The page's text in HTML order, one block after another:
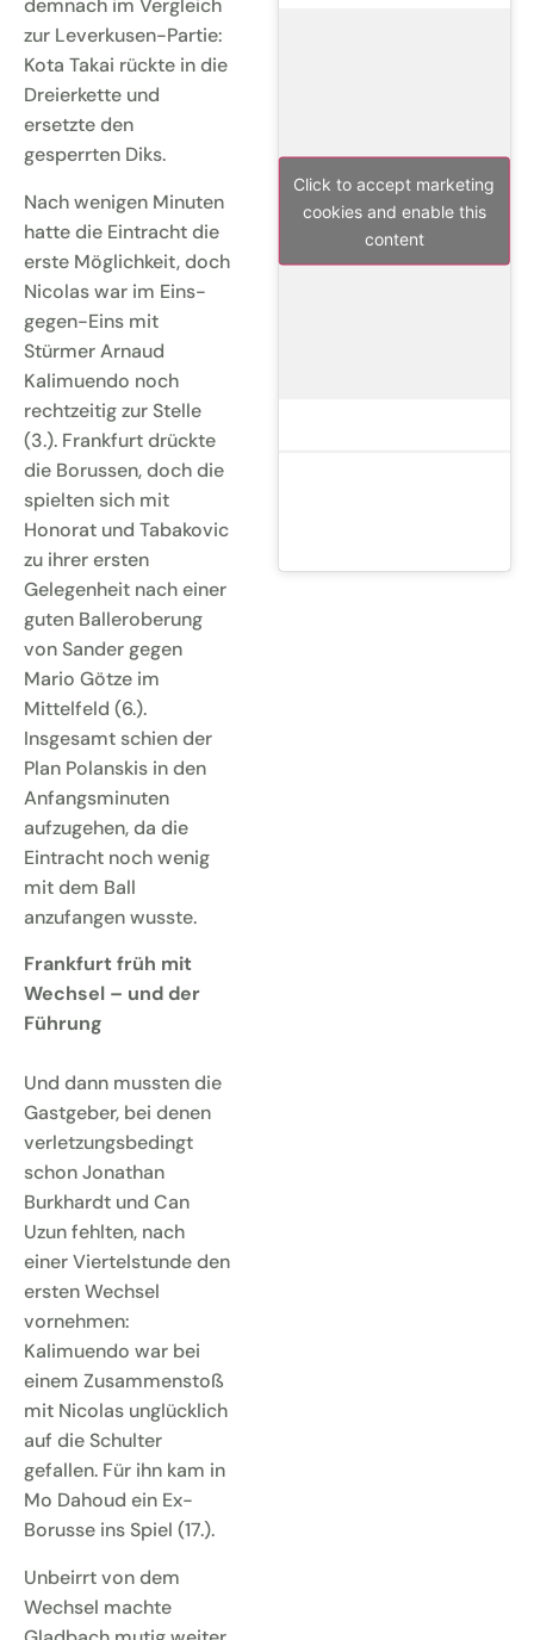
demnach im Vergleich
zur Leverkusen-Partie:
Kota Takai rückte in die
Dreierkette und
ersetzte den
gesperrten Diks.
Nach wenigen Minuten
hatte die Eintracht die
erste Möglichkeit, doch
Nicolas war im Eins-
gegen-Eins mit
Stürmer Arnaud
Kalimuendo noch
rechtzeitig zur Stelle
(3.). Frankfurt drückte
die Borussen, doch die
spielten sich mit
Honorat und Tabakovic
zu ihrer ersten
Gelegenheit nach einer
guten Balleroberung
von Sander gegen
Mario Götze im
Mittelfeld (6.).
Insgesamt schien der
Plan Polanskis in den
Anfangsminuten
aufzugehen, da die
Eintracht noch wenig
mit dem Ball
anzufangen wusste.
Frankfurt früh mit
Wechsel – und der
Führung
Und dann mussten die
Gastgeber, bei denen
verletzungsbedingt
schon Jonathan
Burkhardt und Can
Uzun fehlten, nach
einer Viertelstunde den
ersten Wechsel
vornehmen:
Kalimuendo war bei
einem Zusammenstoß
mit Nicolas unglücklich
auf die Schulter
gefallen. Für ihn kam in
Mo Dahoud ein Ex-
Borusse ins Spiel (17.).
Unbeirrt von dem
Wechsel machte
Click to accept marketing
cookies and enable this
content